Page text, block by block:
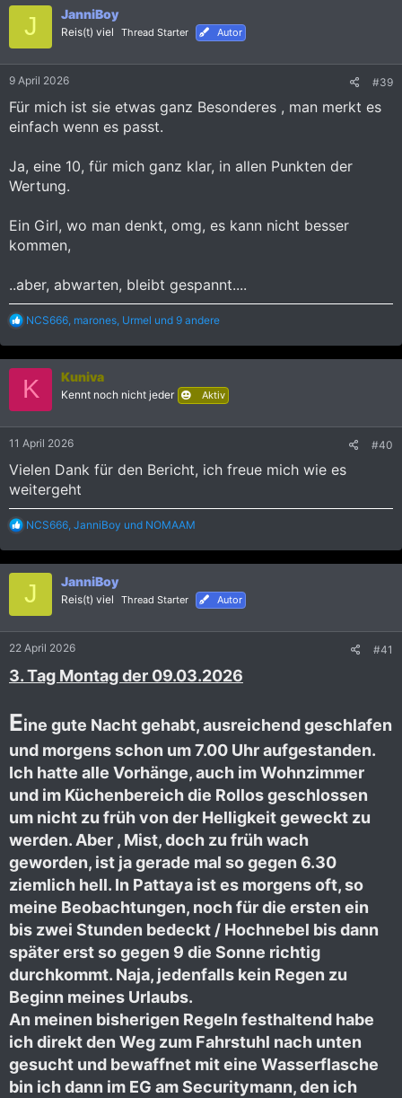
l
e
l
l
t
w
o
J JanniBoy
Reis(t) viel Thread Starter Autor
9 April 2026 #39
Für mich ist sie etwas ganz Besonderes , man merkt es
einfach wenn es passt.
Ja, eine 10, für mich ganz klar, in allen Punkten der
Wertung.
Ein Girl, wo man denkt, omg, es kann nicht besser
kommen,
..aber, abwarten, bleibt gespannt....
R
a
k
i
n
NCS666 marones Urmel und 9 andere
K Kuniva
Kennt noch nicht jeder Aktiv
11 April 2026 #40
Vielen Dank für den Bericht, ich freue mich wie es
weitergeht
R
a
k
i
n
:
NCS666 JanniBoy und NOMAAM
J JanniBoy
Reis(t) viel Thread Starter Autor
22 April 2026 #41
3. Tag Montag der 09.03.2026
Eine gute Nacht gehabt, ausreichend geschlafen
und morgens schon um 7.00 Uhr aufgestanden.
Ich hatte alle Vorhänge, auch im Wohnzimmer
und im Küchenbereich die Rollos geschlossen
um nicht zu früh von der Helligkeit geweckt zu
werden. Aber , Mist, doch zu früh wach
geworden, ist ja gerade mal so gegen 6.30
ziemlich hell. In Pattaya ist es morgens oft, so
meine Beobachtungen, noch für die ersten ein
bis zwei Stunden bedeckt / Hochnebel bis dann
später erst so gegen 9 die Sonne richtig
durchkommt. Naja, jedenfalls kein Regen zu
Beginn meines Urlaubs.
An meinen bisherigen Regeln festhaltend habe
ich direkt den Weg zum Fahrstuhl nach unten
gesucht und bewaffnet mit eine Wasserflasche
bin ich dann im EG am Securitymann, den ich